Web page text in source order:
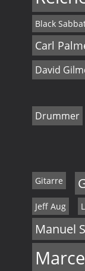
Black
Carl
David
Drummer
Gitarre
Jeff Aug
Manuel